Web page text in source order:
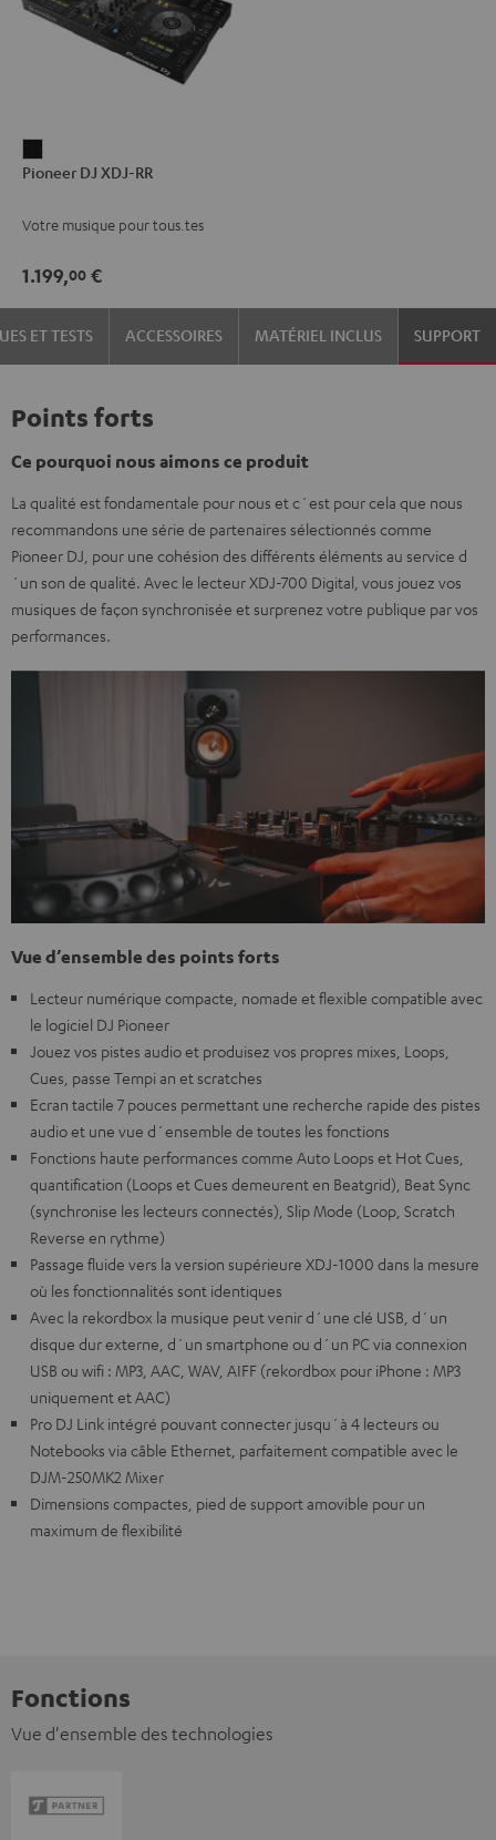
DJ
RR
Pioneer DJ XDJ-RR
Votre musique pour tous.tes
1.199,00 €
ET TESTS ACCESSOIRES MATÉRIEL INCLUS SUPPORT
Points forts
Ce pourquoi nous aimons ce produit
La qualité est fondamentale pour nous et c´est pour cela que nous
recommandons une série de partenaires sélectionnés comme
Pioneer DJ, pour une cohésion des différents éléments au service d
´un son de qualité. Avec le lecteur XDJ-700 Digital, vous jouez vos
musiques de façon synchronisée et surprenez votre publique par vos
performances.
Vue d’ensemble des points forts
Lecteur numérique compacte, nomade et flexible compatible avec
le logiciel DJ Pioneer
Jouez vos pistes audio et produisez vos propres mixes, Loops,
Cues, passe Tempi an et scratches
Ecran tactile 7 pouces permettant une recherche rapide des pistes
audio et une vue d´ensemble de toutes les fonctions
Fonctions haute performances comme Auto Loops et Hot Cues,
quantification (Loops et Cues demeurent en Beatgrid), Beat Sync
(synchronise les lecteurs connectés), Slip Mode (Loop, Scratch
Reverse en rythme)
Passage fluide vers la version supérieure XDJ-1000 dans la mesure
où les fonctionnalités sont identiques
Avec la rekordbox la musique peut venir d´une clé USB, d´un
disque dur externe, d´un smartphone ou d´un PC via connexion
USB ou wifi : MP3, AAC, WAV, AIFF (rekordbox pour iPhone : MP3
uniquement et AAC)
Pro DJ Link intégré pouvant connecter jusqu´à 4 lecteurs ou
Notebooks via câble Ethernet, parfaitement compatible avec le
DJM-250MK2 Mixer
Dimensions compactes, pied de support amovible pour un
maximum de flexibilité
Fonctions
Vue d'ensemble des technologies